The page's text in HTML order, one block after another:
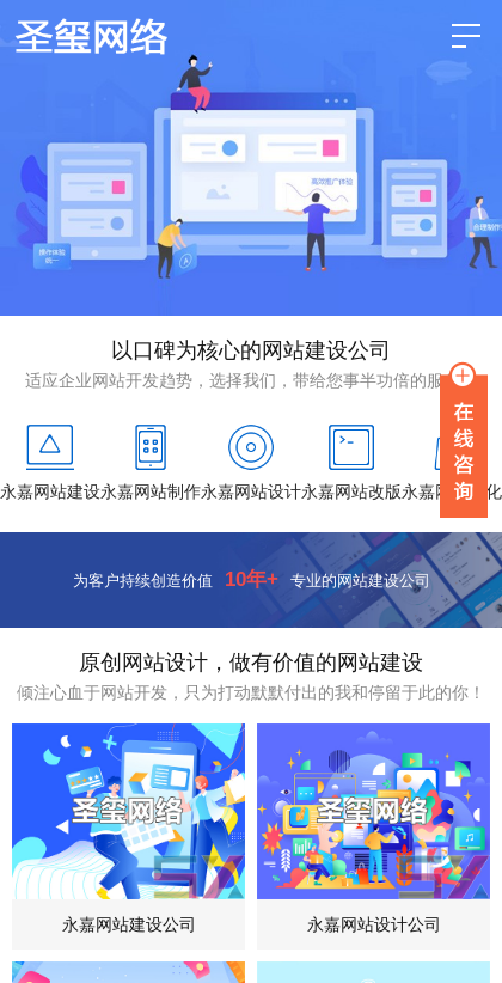
以口碑为核心的网站建设公司
适应企业网站开发趋势，选择我们，带给您事半功倍的服务！
永嘉网站建设永嘉网站制作永嘉网站设计永嘉网站改版永嘉网站优化
为客户持续创造价值 10年+ 专业的网站建设公司
原创网站设计，做有价值的网站建设
倾注心血于网站开发，只为打动默默付出的我和停留于此的你！
永嘉网站建设公司 永嘉网站设计公司